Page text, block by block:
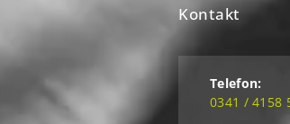
Kontakt
Telefon:
0341 / 4158